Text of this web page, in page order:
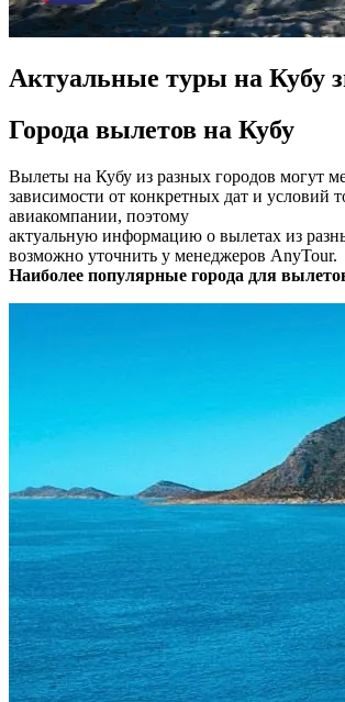
Актуальные туры на Кубу
Города вылетов на Кубу
Вылеты на Кубу из разных городов могут
зависимости от конкретных дат и условий
авиакомпании, поэтому
актуальную информацию о вылетах из
возможно уточнить у менеджеров AnyTour.
Наиболее популярные города для